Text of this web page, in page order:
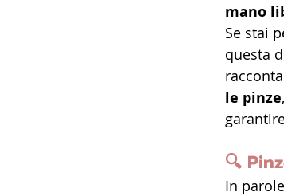
mano
Se stai
questa
le pinze
🔍
In